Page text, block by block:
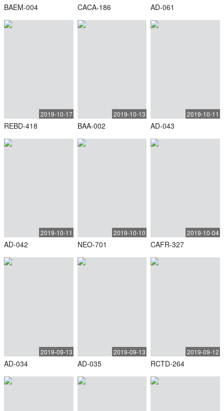
BAEM-004 CACA-186 AD-061
2019-10-17
REBD-418
2019-10-13
BAA-002
2019-10-11
AD-043
2019-10-11
AD-042
2019-10-10
NEO-701
2019-10-04
CAFR-327
2019-09-13
AD-034
2019-09-13
AD-035
2019-09-12
RCTD-264